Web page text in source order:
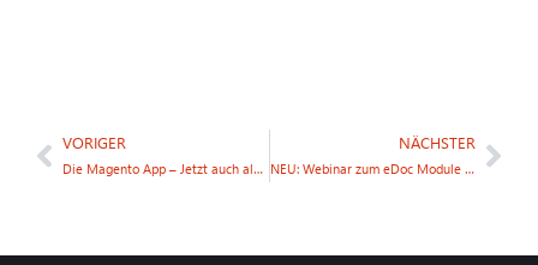
VORIGER
Die Magento App – Jetzt auch als Cloud-Version verfügbar!
NÄCHSTER
NEU: Webinar zum eDoc Module am 11.06.2024